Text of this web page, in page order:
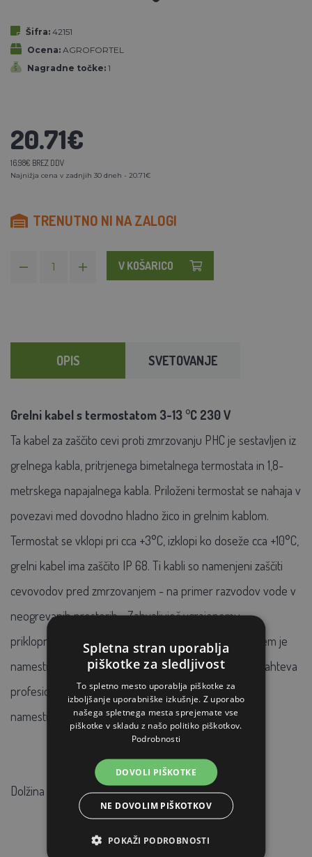
Šifra: 42151
Ocena: AGROFORTEL
Nagradne točke: 1
20.71€
16.98€ BREZ DDV
Najnižja cena v zadnjih 30 dneh - 20.71€
TRENUTNO NI NA ZALOGI
V KOŠARICO
OPIS SVETOVANJE
Grelni kabel s termostatom 3-13 °C 230 V
Ta kabel za zaščito cevi proti zmrzovanju PHC je sestavljen iz
grelnega kabla, pritrjenega bimetalnega termostata in 1,8-
metrskega napajalnega kabla. Priloženi termostat se nahaja v
povezavi med dovodno hladno žico in grelnim kablom.
Termostat se vklopi pri cca +3°C, izklopi ko doseže cca +10°C,
grelni kabel ima zaščito IP 68. Ti kabli so namenjeni zaščiti
cevovodov pred zmrzovanjem - na primer razvodov vode v
neogrevanih prostorih. . Zahvaljujoč vgrajenemu
priklopnemu termostatu in zaključku z omrežnim vtičem je
namestitev zelo enostavna, in ker ogrevalni krog ne zahteva
profesionalnega ožičenja, so krogi PHC idealni za DIY
namestitev.
Dolžina 1m, 16 W
Spletna stran uporablja
piškotke za sledljivost
To spletno mesto uporablja piškotke za
izboljšanje uporabniške izkušnje. Z uporabo
našega spletnega mesta sprejemate vse
piškotke v skladu z našo politiko piškotkov.
Podrobnosti
DOVOLI PIŠKOTKE
NE DOVOLIM PIŠKOTKOV
POKAŽI PODROBNOSTI